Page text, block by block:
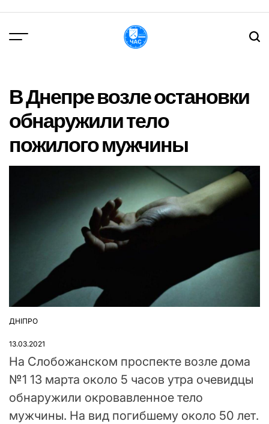
вмісту
В Днепре возле остановки
обнаружили тело
пожилого мужчины
ОПУБЛІКУВАТИ
ДНІПРО
13.03.2021
На Слобожанском проспекте возле дома
№1 13 марта около 5 часов утра очевидцы
обнаружили окровавленное тело
мужчины. На вид погибшему около 50 лет.